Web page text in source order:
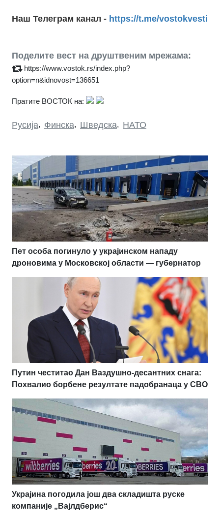
Наш Телеграм канал - https://t.me/vostokvesti
Поделите вест на друштвеним мрежама:
https://www.vostok.rs/index.php?
option=n&idnovost=136651
Пратите ВОСТОК на:
Русија, Финска, Шведска, НАТО
Пет особа погинуло у украјинском нападу
дроновима у Московској области — губернатор
Путин честитао Дан Ваздушно-десантних снага:
Похвалио борбене резултате падобранаца у СВО
Украјина погодила још два складишта руске
компаније „Вајлдберис“